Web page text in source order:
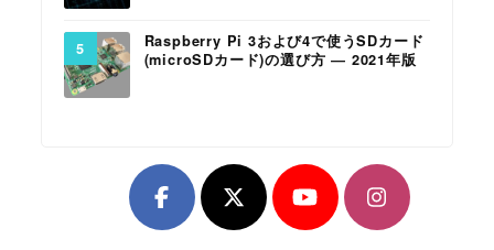
Raspberry Pi 3および4で使うSDカード
(microSDカード)の選び方 ― 2021年版